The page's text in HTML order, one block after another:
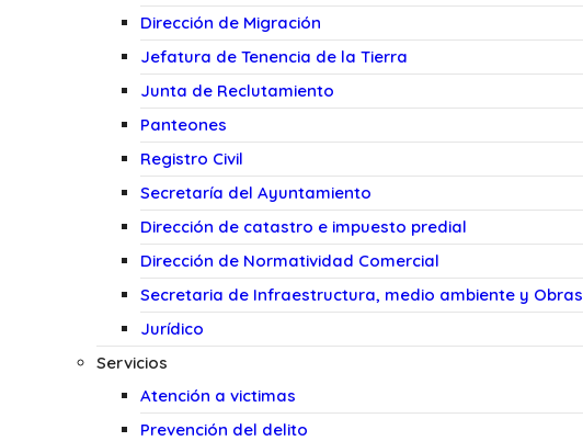
Dirección de Migración
Jefatura de Tenencia de la Tierra
Junta de Reclutamiento
Panteones
Registro Civil
Secretaría del Ayuntamiento
Dirección de catastro e impuesto predial
Dirección de Normatividad Comercial
Secretaria de Infraestructura, medio ambiente y Obras
Jurídico
Servicios
Atención a victimas
Prevención del delito